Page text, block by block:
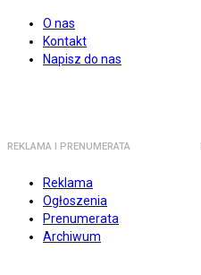
O nas
Kontakt
Napisz do nas
REKLAMA I PRENUMERATA
Reklama
Ogłoszenia
Prenumerata
Archiwum